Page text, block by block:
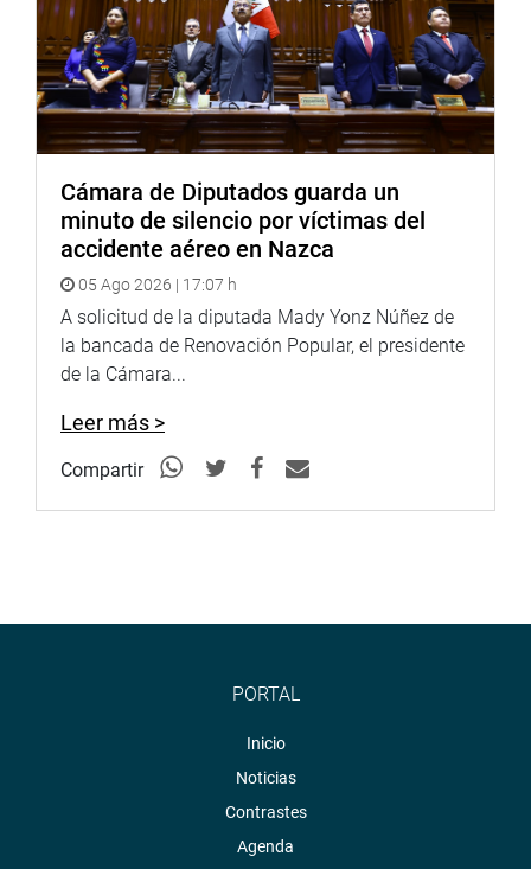
“Es importante que se tomen acciones con la finalidad de
que los proyectos que tienen un impacto grande en lo que
es infraestructura sostenible para la competitividad, no se
retrasen”, expresó.
En razón a ello, Zambrano Copello saludó la disposición
de ese poder del Estado de apoyar las obras de desarrollo
de la capital y de hacer cumplir las leyes aprobadas.
OFICINA DE COMUNICACINES E IMAGEN INSTITUCIONAL
Cámara de Diputados guarda un
minuto de silencio por víctimas del
accidente aéreo en Nazca
05 Ago 2026 | 17:07 h
A solicitud de la diputada Mady Yonz Núñez de
la bancada de Renovación Popular, el presidente
de la Cámara...
Leer más >
Compartir
PORTAL
Inicio
Noticias
Contrastes
Agenda